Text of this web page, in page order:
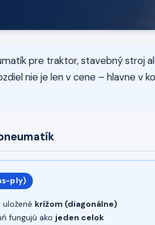
pre traktor, stavebný stroj
nie je len v cene – hlavne v
ply)
krížom (diagonálne)
fungujú ako jeden celok